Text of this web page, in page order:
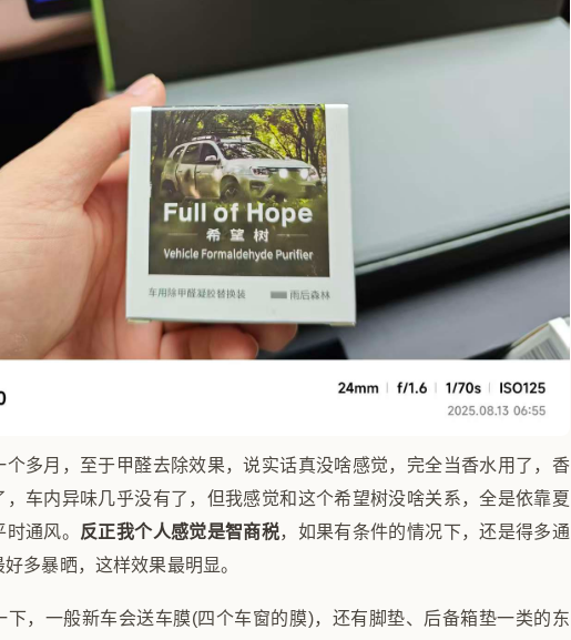
个多月，至于甲醛去除效果，说实话真没啥感觉，完全当香水用了，香
，车内异味几乎没有了，但我感觉和这个希望树没啥关系，全是依靠夏
通风。 反正我个人感觉是智商税，如果有条件的情况下，还是得多通
多暴晒，这样效果最明显。
下，一般新车会送车膜(四个车窗的膜)，还有脚垫、后备箱垫一类的东